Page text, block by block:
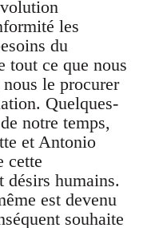
les
du
tout ce que nous
le procurer
Quelques-
notre temps,
et Antonio
cette
désirs humains.
est devenu
souhaite